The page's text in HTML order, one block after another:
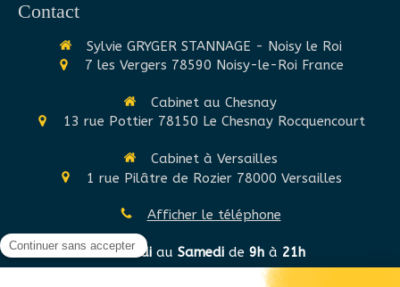
Contact
Sylvie GRYGER STANNAGE - Noisy le Roi
7 les Vergers 78590 Noisy-le-Roi France
Cabinet au Chesnay
13 rue Pottier 78150 Le Chesnay Rocquencourt
Cabinet à Versailles
1 rue Pilâtre de Rozier 78000 Versailles
Afficher le téléphone
DuLundiau Samedide 9hà 21h